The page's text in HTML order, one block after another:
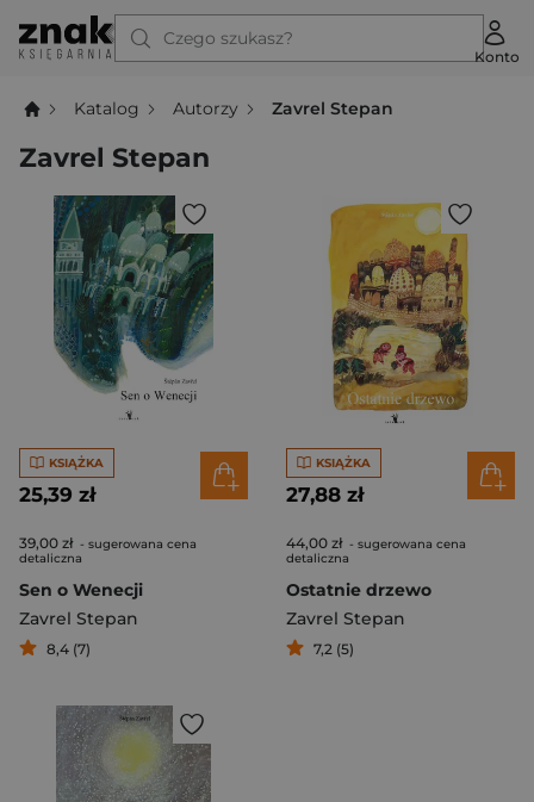
Czego szukasz?
Konto
Katalog Autorzy Zavrel Stepan
Zavrel Stepan
KSIĄŻKA
25,39 zł
39,00 zł - sugerowana cena
detaliczna
Sen o Wenecji
Zavrel Stepan
8,4 (7)
KSIĄŻKA
27,88 zł
44,00 zł - sugerowana cena
detaliczna
Ostatnie drzewo
Zavrel Stepan
7,2 (5)